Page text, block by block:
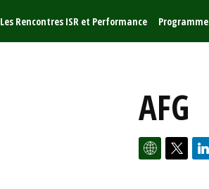
Les Rencontres ISR et Performance Programme
AFG